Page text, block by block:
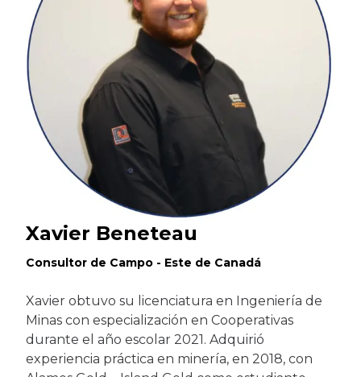
Xavier Beneteau
Consultor de Campo - Este de Canadá
Xavier obtuvo su licenciatura en Ingeniería de
Minas con especialización en Cooperativas
durante el año escolar 2021. Adquirió
experiencia práctica en minería, en 2018, con